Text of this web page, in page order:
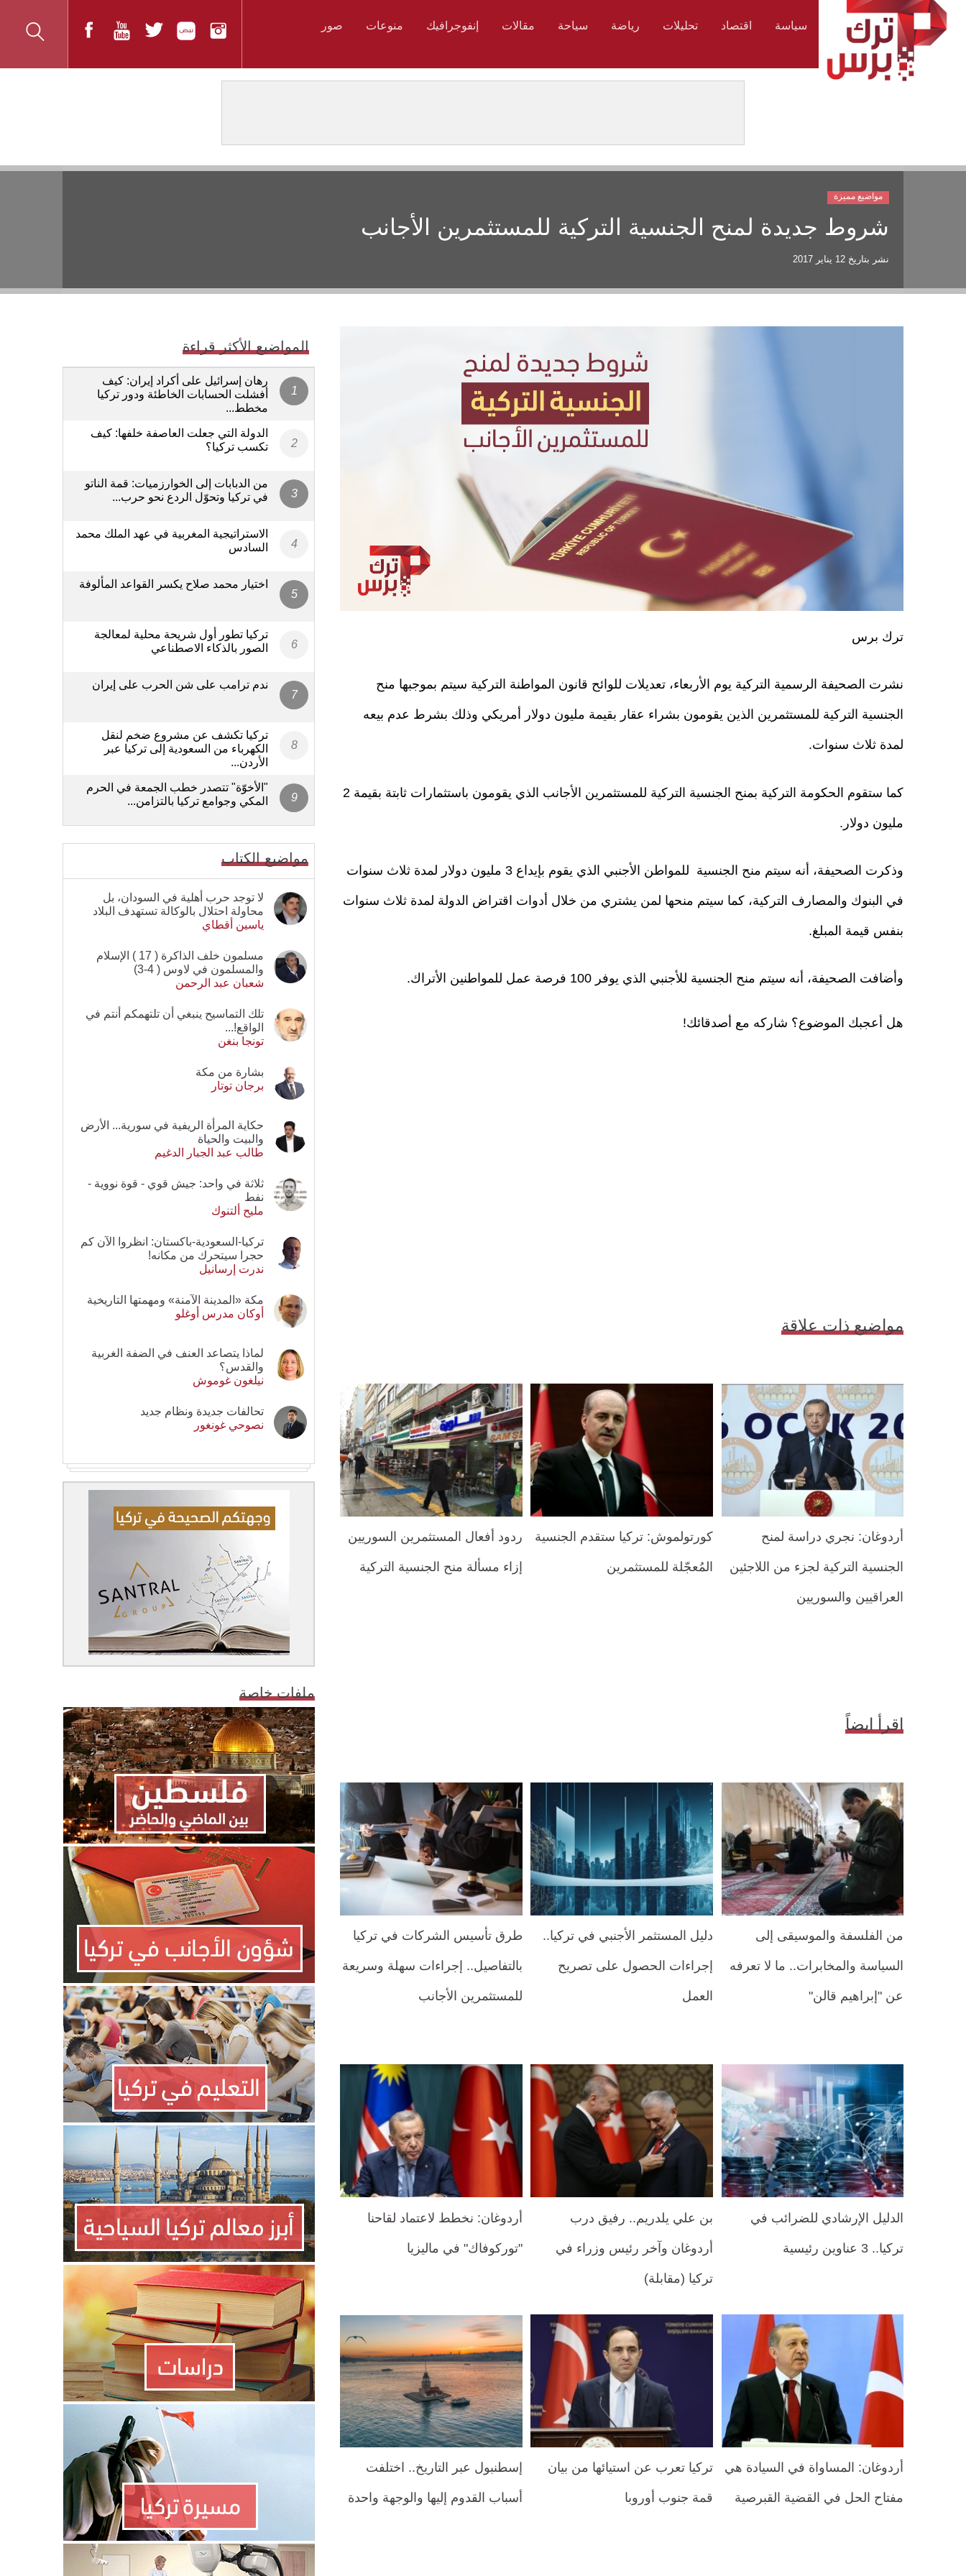
سياسة اقتصاد تحليلات رياضة سياحة مقالات إنفوجرافيك منوعات صور
شروط جديدة لمنح الجنسية التركية للمستثمرين الأجانب
نشر بتاريخ 12 يناير 2017
مواضيع مميزة
ترك برس
نشرت الصحيفة الرسمية التركية يوم الأربعاء، تعديلات للوائح قانون المواطنة التركية سيتم بموجبها منح
الجنسية التركية للمستثمرين الذين يقومون بشراء عقار بقيمة مليون دولار أمريكي وذلك بشرط عدم بيعه
لمدة ثلاث سنوات.
كما ستقوم الحكومة التركية بمنح الجنسية التركية للمستثمرين الأجانب الذي يقومون باستثمارات ثابتة بقيمة 2
مليون دولار.
وذكرت الصحيفة، أنه سيتم منح الجنسية للمواطن الأجنبي الذي يقوم بإيداع 3 مليون دولار لمدة ثلاث سنوات
في البنوك والمصارف التركية، كما سيتم منحها لمن يشتري من خلال أدوات اقتراض الدولة لمدة ثلاث سنوات
بنفس قيمة المبلغ.
وأضافت الصحيفة، أنه سيتم منح الجنسية للأجنبي الذي يوفر 100 فرصة عمل للمواطنين الأتراك.
هل أعجبك الموضوع؟ شاركه مع أصدقائك!
مواضيع ذات علاقة
أردوغان: نجري دراسة لمنح
الجنسية التركية لجزء من اللاجئين
العراقيين والسوريين
كورتولموش: تركيا ستقدم الجنسية
المُعجّلة للمستثمرين
ردود أفعال المستثمرين السوريين
إزاء مسألة منح الجنسية التركية
اقرأ ايضاً
من الفلسفة والموسيقى إلى
السياسة والمخابرات.. ما لا تعرفه
عن "إبراهيم قالن"
دليل المستثمر الأجنبي في تركيا..
إجراءات الحصول على تصريح
العمل
طرق تأسيس الشركات في تركيا
بالتفاصيل.. إجراءات سهلة وسريعة
للمستثمرين الأجانب
الدليل الإرشادي للضرائب في
تركيا.. 3 عناوين رئيسية
بن علي يلدريم.. رفيق درب
أردوغان وآخر رئيس وزراء في
تركيا (مقابلة)
أردوغان: نخطط لاعتماد لقاحنا
"توركوفاك" في ماليزيا
أردوغان: المساواة في السيادة هي
مفتاح الحل في القضية القبرصية
تركيا تعرب عن استيائها من بيان
قمة جنوب أوروبا
إسطنبول عبر التاريخ.. اختلفت
أسباب القدوم إليها والوجهة واحدة
المواضيع الأكثر قراءة
رهان إسرائيل على أكراد إيران: كيف
أفشلت الحسابات الخاطئة ودور تركيا
مخطط...
الدولة التي جعلت العاصفة خلفها: كيف
تكسب تركيا؟
من الدبابات إلى الخوارزميات: قمة الناتو
في تركيا وتحوّل الردع نحو حرب...
الاستراتيجية المغربية في عهد الملك محمد
السادس
اختيار محمد صلاح يكسر القواعد المألوفة
تركيا تطور أول شريحة محلية لمعالجة
الصور بالذكاء الاصطناعي
ندم ترامب على شن الحرب على إيران
تركيا تكشف عن مشروع ضخم لنقل
الكهرباء من السعودية إلى تركيا عبر
الأردن...
"الأخوّة" تتصدر خطب الجمعة في الحرم
المكي وجوامع تركيا بالتزامن...
مواضيع الكتاب
لا توجد حرب أهلية في السودان، بل
محاولة احتلال بالوكالة تستهدف البلاد
ياسين أقطاي
مسلمون خلف الذاكرة ( 17 ) الإسلام
والمسلمون في لاوس ( 4-3)
شعبان عبد الرحمن
تلك التماسيح ينبغي أن تلتهمكم أنتم في
الواقع!...
تونجا بنغن
بشارة من مكة
برجان توتار
حكاية المرأة الريفية في سورية... الأرض
والبيت والحياة
طالب عبد الجبار الدغيم
ثلاثة في واحد: جيش قوي - قوة نووية -
نفط
مليح ألتنوك
تركيا-السعودية-باكستان: انظروا الآن كم
حجرا سيتحرك من مكانه!
ندرت إرسانيل
مكة «المدينة الآمنة» ومهمتها التاريخية
أوكان مدرس أوغلو
لماذا يتصاعد العنف في الضفة الغربية
والقدس؟
نيلغون غوموش
تحالفات جديدة ونظام جديد
نصوحي غونغور
ملفات خاصة